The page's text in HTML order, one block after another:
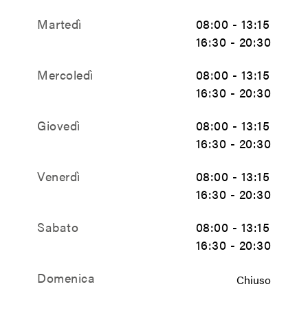
Martedì
08:00 - 13:15
16:30 - 20:30
Mercoledì
08:00 - 13:15
16:30 - 20:30
Giovedì
08:00 - 13:15
16:30 - 20:30
Venerdì
08:00 - 13:15
16:30 - 20:30
Sabato
08:00 - 13:15
16:30 - 20:30
Domenica
Chiuso